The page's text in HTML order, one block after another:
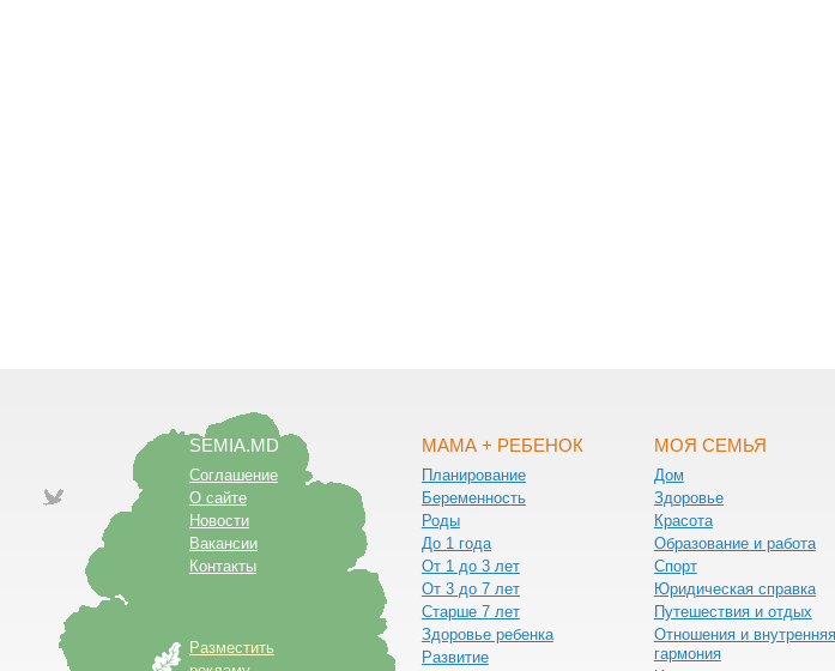
SEMIA.MD
Соглашение
О сайте
Новости
Вакансии
Контакты
Разместить
МАМА + РЕБЕНОК
Планирование
Беременность
Роды
До 1 года
От 1 до 3 лет
От 3 до 7 лет
Старше 7 лет
Здоровье ребенка
Развитие
МОЯ СЕМЬЯ
Дом
Здоровье
Красота
Образование и работа
Спорт
Юридическая справка
Путешествия и отдых
Отношения и внутренняя
гармония